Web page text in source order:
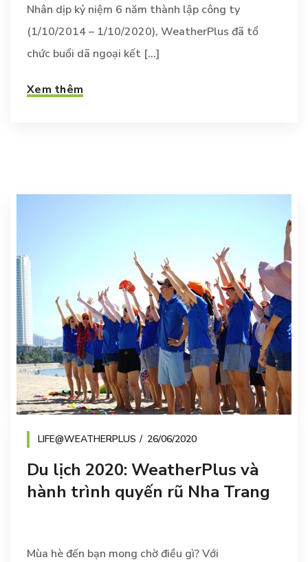
Nhân dịp kỷ niệm 6 năm thành lập công ty
(1/10/2014 – 1/10/2020), WeatherPlus đã tổ
chức buổi dã ngoại kết [...]
Xem thêm
LIFE@WEATHERPLUS 26/06/2020
Du lịch 2020: WeatherPlus và
hành trình quyến rũ Nha Trang
Mùa hè đến bạn mong chờ điều gì? Với